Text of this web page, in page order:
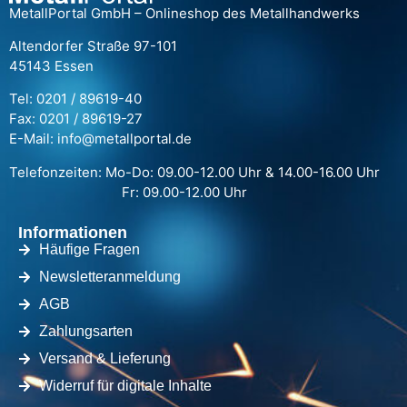
MetallPortal GmbH – Onlineshop des Metallhandwerks
Altendorfer Straße 97-101
45143 Essen
Tel: 0201 / 89619-40
Fax: 0201 / 89619-27
E-Mail: info@metallportal.de
Telefonzeiten: Mo-Do: 09.00-12.00 Uhr & 14.00-16.00 Uhr
Fr: 09.00-12.00 Uhr
Informationen
Häufige Fragen
Newsletteranmeldung
AGB
Zahlungsarten
Versand & Lieferung
Widerruf für digitale Inhalte